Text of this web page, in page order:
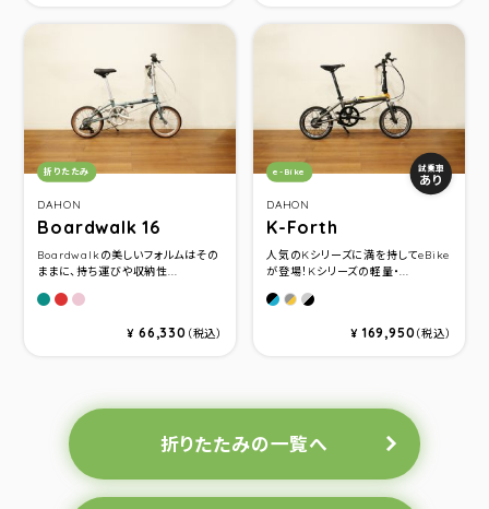
DAHON
Boardwalk 16
カテゴリ：
折りたたみ
Boardwalkの美しいフォルムはその
ままに、持ち運びや収納性...
Matt Grayish Green
Matt Terrcotta
Pink Puff
¥ 66,330 （税込）
DAHON
K-Forth
カテゴリ：
e-Bike 試乗車
あり
人気のKシリーズに満を持してeBike
が登場！Kシリーズの軽量・...
Ocean Blue
Sunset Orange
Ice Breeze
¥ 169,950（税込）
折りたたみの一覧へ